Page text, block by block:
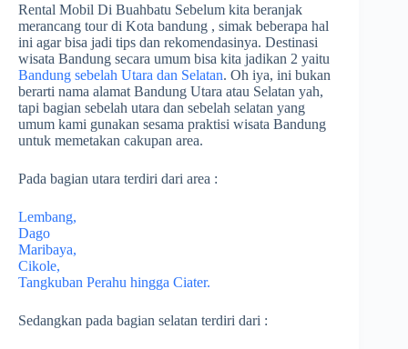
Rental Mobil Di Buahbatu Sebelum kita beranjak
merancang tour di Kota bandung , simak beberapa hal
ini agar bisa jadi tips dan rekomendasinya. Destinasi
wisata Bandung secara umum bisa kita jadikan 2 yaitu
Bandung sebelah Utara dan Selatan. Oh iya, ini bukan
berarti nama alamat Bandung Utara atau Selatan yah,
tapi bagian sebelah utara dan sebelah selatan yang
umum kami gunakan sesama praktisi wisata Bandung
untuk memetakan cakupan area.
Pada bagian utara terdiri dari area :
Lembang,
Dago
Maribaya,
Cikole,
Tangkuban Perahu hingga Ciater.
Sedangkan pada bagian selatan terdiri dari :